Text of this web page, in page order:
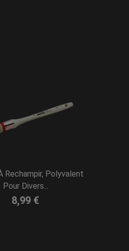
Rechampir, Polyvalent
Pour Divers...
8,99 €